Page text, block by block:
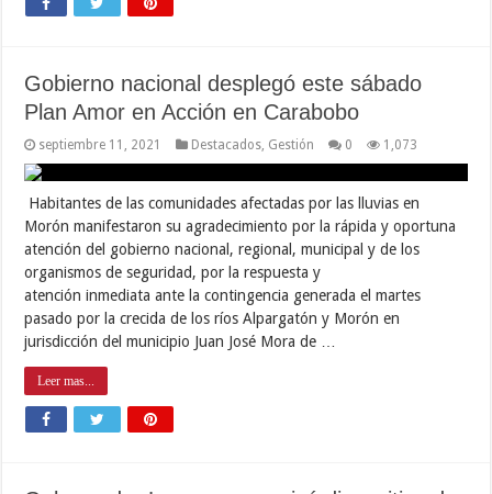
Gobierno nacional desplegó este sábado
Plan Amor en Acción en Carabobo
septiembre 11, 2021 Destacados Gestión 0 1,073
Habitantes de las comunidades afectadas por las lluvias en
Morón manifestaron su agradecimiento por la rápida y oportuna
atención del gobierno nacional, regional, municipal y de los
organismos de seguridad, por la respuesta y
atención inmediata ante la contingencia generada el martes
pasado por la crecida de los ríos Alpargatón y Morón en
jurisdicción del municipio Juan José Mora de …
Leer mas...